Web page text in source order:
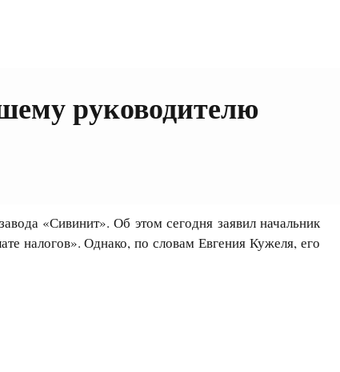
руководителю
«Сивинит». Об этом сегодня заявил начальник
налогов». Однако, по словам Евгения Кужеля, его